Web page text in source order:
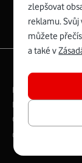
Zyxel
Rozměry
a nabízí 4
Fi ve verzích
Mb/s.
Více o Zyxel
Právní­ podmí­nky
Digitální odpovědnost
Ceník
Copyright © 2026
zlepšovat
reklamu.
můžete
a také v